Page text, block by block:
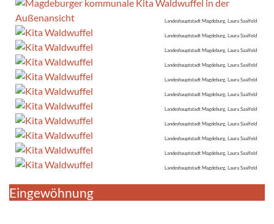
Landeshauptstadt Magdeburg, Laura Saalfeld
Landeshauptstadt Magdeburg, Laura Saalfeld
Landeshauptstadt Magdeburg, Laura Saalfeld
Landeshauptstadt Magdeburg, Laura Saalfeld
Landeshauptstadt Magdeburg, Laura Saalfeld
Landeshauptstadt Magdeburg, Laura Saalfeld
Landeshauptstadt Magdeburg, Laura Saalfeld
Landeshauptstadt Magdeburg, Laura Saalfeld
Landeshauptstadt Magdeburg, Laura Saalfeld
Landeshauptstadt Magdeburg, Laura Saalfeld
Landeshauptstadt Magdeburg, Laura Saalfeld
Eingewöhnung